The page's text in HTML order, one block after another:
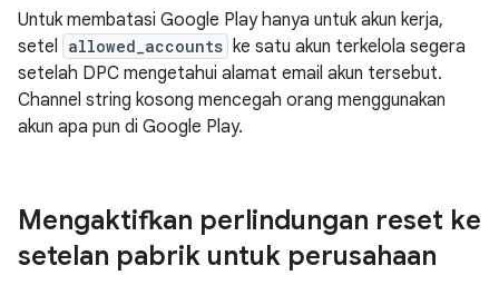
Untuk membatasi Google Play hanya untuk akun kerja,
setel allowed_accounts ke satu akun terkelola segera
setelah DPC mengetahui alamat email akun tersebut.
Channel string kosong mencegah orang menggunakan
akun apa pun di Google Play.
Mengaktifkan perlindungan reset ke
setelan pabrik untuk perusahaan